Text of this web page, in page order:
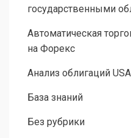
государственными
Автоматическая
на Форекс
Анализ облигаций USA
База знаний
Без рубрики